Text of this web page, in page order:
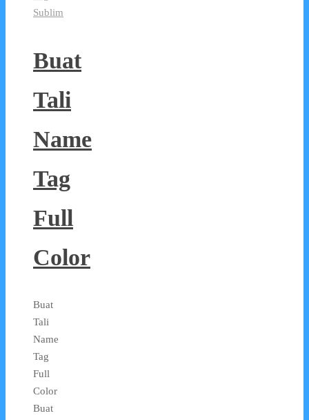
Sublim
Buat
Tali
Name
Tag
Full
Color
Buat
Tali
Name
Tag
Full
Color
Buat